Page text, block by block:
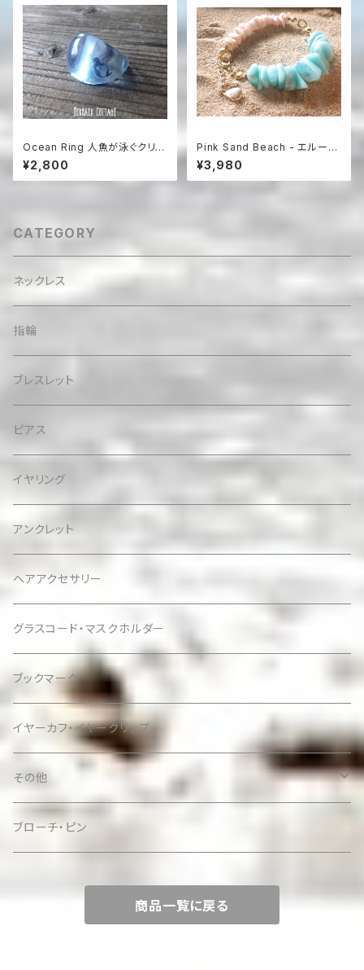
Ocean Ring 人魚が泳ぐクリア
アクアブルーの樹脂リング
¥2,800
Pink Sand Beach - エルーセ
ラ島の贈り物 アマゾナイト＆シ
ェルブレスレット
¥3,980
CATEGORY
ネックレス
指輪
ブレスレット
ピアス
イヤリング
アンクレット
ヘアアクセサリー
グラスコード・マスクホルダー
ブックマーク
イヤーカフ・イヤークリップ
その他
ケース
ブローチ・ピン
商品一覧に戻る